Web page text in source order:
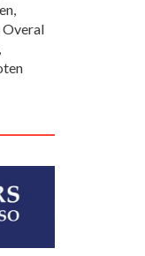
Overal